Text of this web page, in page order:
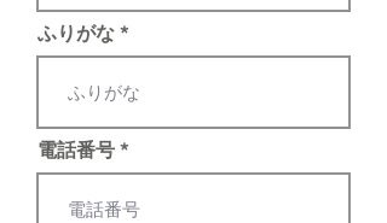
ふりがな
電話番号